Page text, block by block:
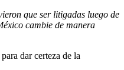
que ser litigadas luego de
cambie de manera
dar certeza de la